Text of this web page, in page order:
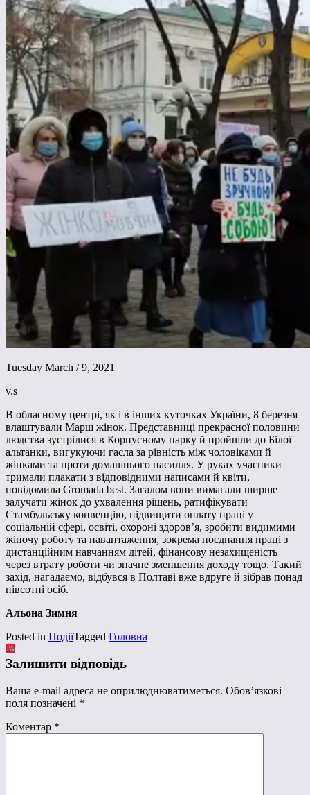
Tuesday March / 9, 2021
v.s
В обласному центрі, як і в інших куточках України, 8 березня
влаштували Марш жінок. Представниці прекрасної половини
людства зустрілися в Корпусному парку й пройшли до Білої
альтанки, вигукуючи гасла за рівність між чоловіками й
жінками та проти домашнього насилля. У руках учасники
тримали плакати з відповідними написами й квіти,
повідомила Gromada best. Загалом вони вимагали ширше
залучати жінок до ухвалення рішень, ратифікувати
Стамбульську конвенцію, підвищити оплату праці у
соціальній сфері, освіті, охороні здоров’я, зробити видимими
жіночу роботу та навантаження, зокрема поєднання праці з
дистанційним навчанням дітей, фінансову незахищеність
через втрату роботи чи значне зменшення доходу тощо. Такий
захід, нагадаємо, відбувся в Полтаві вже вдруге й зібрав понад
півсотні осіб.
Альона Зимня
Posted in ПодіїTagged Головна
Залишити відповідь
Ваша e-mail адреса не оприлюднюватиметься. Обов’язкові
поля позначені *
Коментар *